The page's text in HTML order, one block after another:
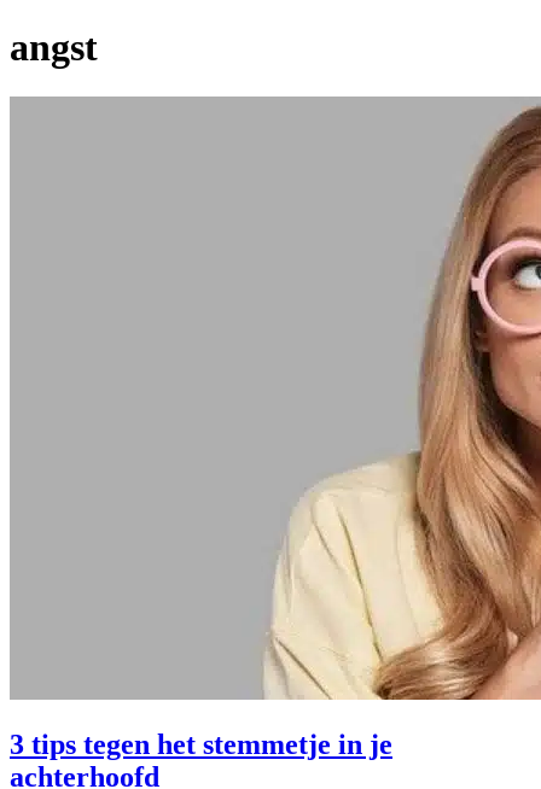
angst
3 tips tegen het stemmetje in je
achterhoofd